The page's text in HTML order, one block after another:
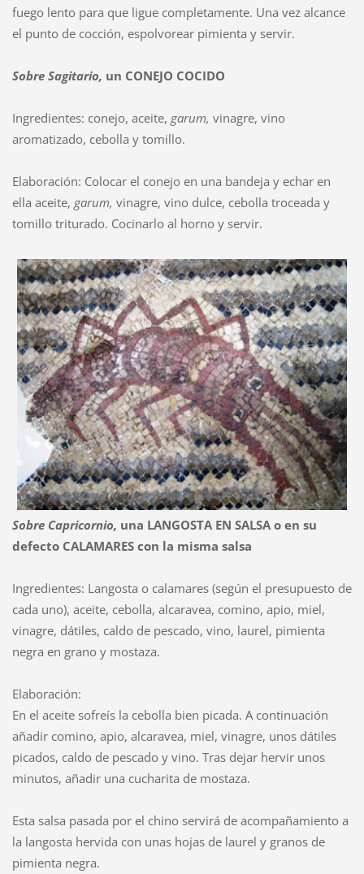
fuego lento para que ligue completamente. Una vez alcance
el punto de cocción, espolvorear pimienta y servir.
SobreSagitario, un CONEJO COCIDO
Ingredientes: conejo, aceite, garum, vinagre, vino
aromatizado, cebolla y tomillo.
Elaboración: Colocar el conejo en una bandeja y echar en
ella aceite, garum, vinagre, vino dulce, cebolla troceada y
tomillo triturado. Cocinarlo al horno y servir.
SobreCapricornio, una LANGOSTA EN SALSA o en su
defecto CALAMARES con la misma salsa
Ingredientes: Langosta o calamares (según el presupuesto de
cada uno), aceite, cebolla, alcaravea, comino, apio, miel,
vinagre, dátiles, caldo de pescado, vino, laurel, pimienta
negra en grano y mostaza.
Elaboración:
En el aceite sofreís la cebolla bien picada. A continuación
añadir comino, apio, alcaravea, miel, vinagre, unos dátiles
picados, caldo de pescado y vino. Tras dejar hervir unos
minutos, añadir una cucharita de mostaza.
Esta salsa pasada por el chino servirá de acompañamiento a
la langosta hervida con unas hojas de laurel y granos de
pimienta negra.